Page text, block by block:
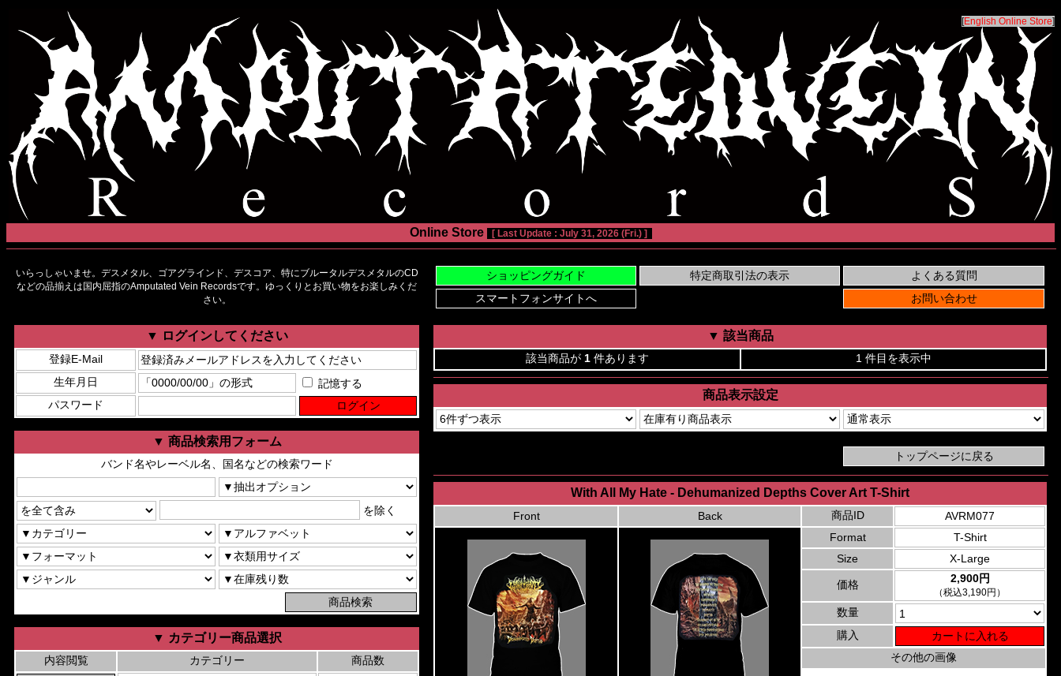
[English Online Store]
Online Store [ Last Update : July 31, 2026 (Fri.) ]
いらっしゃいませ。デスメタル、ゴアグラインド、デスコア、特にブルータルデスメタルのCD
などの品揃えは国内屈指のAmputated Vein Recordsです。ゆっくりとお買い物をお楽しみくだ
さい。
▼ ログインしてください
登録E-Mail
生年月日
記憶する
パスワード
▼ 商品検索用フォーム
バンド名やレーベル名、国名などの検索ワード
を除く
▼ カテゴリー商品選択
内容閲覧 カテゴリー
商品数
▼ 該当商品
該当商品が 1 件あります 1 件目を表示中
商品表示設定
With All My Hate - Dehumanized Depths Cover Art T-Shirt
Front Back 商品ID
AVRM077
Format
T-Shirt
Size
X-Large
価格 2,900円
（税込3,190円）
数量
購入
その他の画像